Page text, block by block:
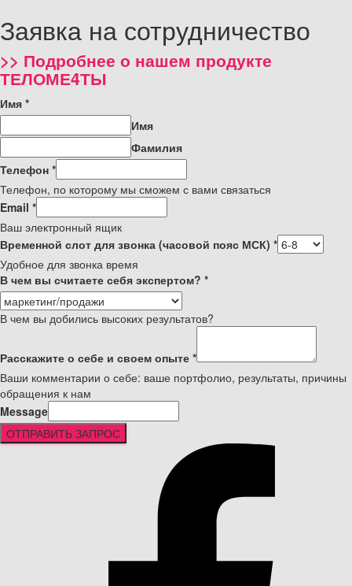
Заявка на сотрудничество
>> Подробнее о нашем продукте
ТЕЛОМЕ4ТЫ
Имя *
Имя
Фамилия
Телефон *
Телефон, по которому мы сможем с вами связаться
Email *
Ваш электронный ящик
Временной слот для звонка (часовой пояс МСК) *
Удобное для звонка время
В чем вы считаете себя экспертом? *
В чем вы добились высоких результатов?
Расскажите о себе и своем опыте *
Ваши комментарии о себе: ваше портфолио, результаты, причины
обращения к нам
Message
ОТПРАВИТЬ ЗАПРОС